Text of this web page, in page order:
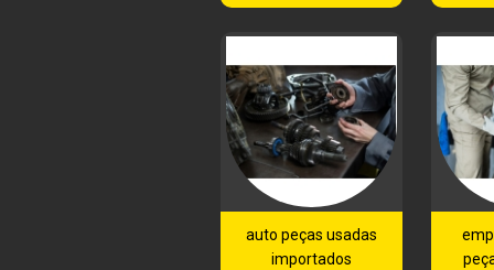
auto peças usadas
importados